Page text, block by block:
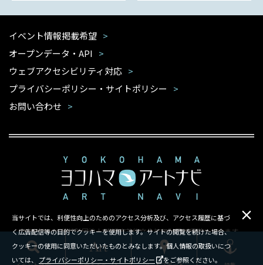
当サイトでは、利便性向上のためのアクセス分析及び、アクセス履歴に基づ
く広告配信等の目的でクッキーを使用します。サイトの閲覧を続けた場合、
クッキーの使用に同意いただいたものとみなします。個人情報の取扱いにつ
いては、 プライバシーポリシー・サイトポリシー をご参照ください。
イベント情報掲載希望
オープンデータ・API
ウェブアクセシビリティ対応
プライバシーポリシー・サイトポリシー
お問い合わせ
本サイトは公益財団法人 横浜市芸術文化振興財団が運営しています
Copyright ©Yokohama Arts Foundation.All rights reserved.